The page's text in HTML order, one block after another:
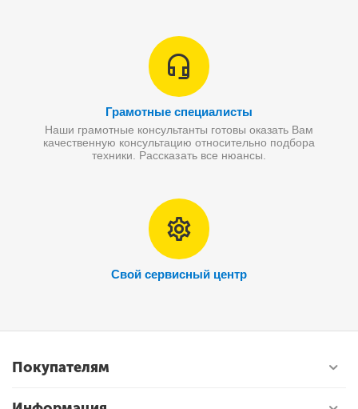
Грамотные специалисты
Наши грамотные консультанты готовы оказать Вам
качественную консультацию относительно подбора
техники. Рассказать все нюансы.
Свой сервисный центр
Покупателям